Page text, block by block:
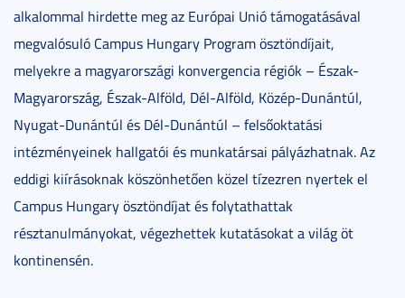
alkalommal hirdette meg az Európai Unió támogatásával
megvalósuló Campus Hungary Program ösztöndíjait,
melyekre a magyarországi konvergencia régiók – Észak-
Magyarország, Észak-Alföld, Dél-Alföld, Közép-Dunántúl,
Nyugat-Dunántúl és Dél-Dunántúl – felsőoktatási
intézményeinek hallgatói és munkatársai pályázhatnak. Az
eddigi kiírásoknak köszönhetően közel tízezren nyertek el
Campus Hungary ösztöndíjat és folytathattak
résztanulmányokat, végezhettek kutatásokat a világ öt
kontinensén.